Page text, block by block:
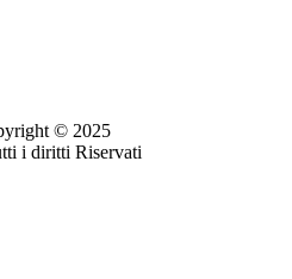
© 2025
i diritti Riservati